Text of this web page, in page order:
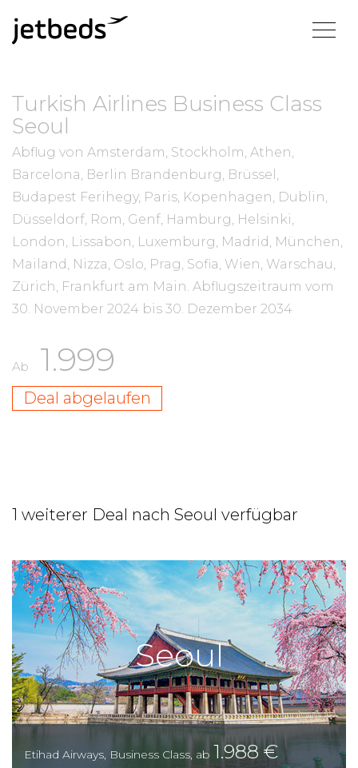
Turkish Airlines Business Class
Seoul
Abflug von Amsterdam, Stockholm, Athen,
Barcelona, Berlin Brandenburg, Brüssel,
Budapest Ferihegy, Paris, Kopenhagen, Dublin,
Düsseldorf, Rom, Genf, Hamburg, Helsinki,
London, Lissabon, Luxemburg, Madrid, München,
Mailand, Nizza, Oslo, Prag, Sofia, Wien, Warschau,
Zürich, Frankfurt am Main. Abflugszeitraum vom
30. November 2024 bis 30. Dezember 2034
Ab 1.999
Deal abgelaufen
1 weiterer Deal nach Seoul verfügbar
Seoul
Etihad Airways, Business Class, ab 1.988€